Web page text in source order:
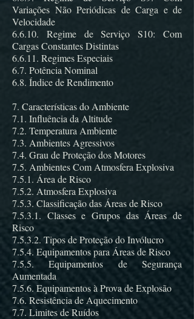
Variações Não Periódicas de Carga e de
Velocidade
6.6.10. Regime de Serviço S10: Com
Cargas Constantes Distintas
6.6.11. Regimes Especiais
6.7. Potência Nominal
6.8. Índice de Rendimento
7. Características do Ambiente
7.1. Influência da Altitude
7.2. Temperatura Ambiente
7.3. Ambientes Agressivos
7.4. Grau de Proteção dos Motores
7.5. Ambientes Com Atmosfera Explosiva
7.5.1. Área de Risco
7.5.2. Atmosfera Explosiva
7.5.3. Classificação das Áreas de Risco
7.5.3.1. Classes e Grupos das Áreas de
Risco
7.5.3.2. Tipos de Proteção do Invólucro
7.5.4. Equipamentos para Áreas de Risco
7.5.5. Equipamentos de Segurança
Aumentada
7.5.6. Equipamentos à Prova de Explosão
7.6. Resistência de Aquecimento
7.7. Limites de Ruídos